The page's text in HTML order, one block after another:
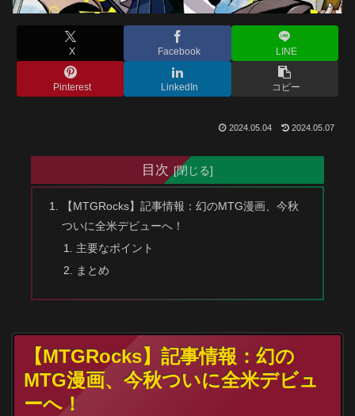
X Facebook LINE
Pinterest LinkedIn コピー
2024.05.04 2024.05.07
目次
【MTGRocks】記事情報：幻のMTG漫画、今秋
ついに全米デビューへ！
主要なポイント
まとめ
【MTGRocks】記事情報：幻の
MTG漫画、今秋ついに全米デビュ
ーへ！